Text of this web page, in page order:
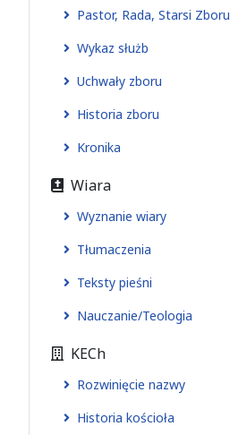
Pastor, Rada, Starsi Zboru
Wykaz służb
Uchwały zboru
Historia zboru
Kronika
Wiara
Wyznanie wiary
Tłumaczenia
Teksty pieśni
Nauczanie/Teologia
KECh
Rozwinięcie nazwy
Historia kościoła